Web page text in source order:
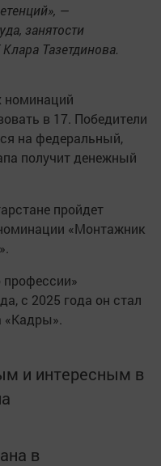
—
занятости
Тазетдинова.
номинаций
в 17. Победители
на федеральный,
получит денежный
пройдет
«Монтажник
с 2025 года он стал
«Кадры».
и интересным в
в